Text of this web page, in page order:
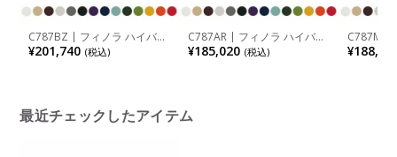
C787BZ | フィノラ ハイバッ
ク 座クッション アジャスト
アーム メッキパネル ポリッ
¥201,740 (税込)
C787AR | フィノラ ハイバッ
ク 座クッション アジャスト
アーム ブラックパネル ポリ
¥185,020 (税込)
C787MS
ク 座クッ
アーム ブ
最近チェックしたアイテム